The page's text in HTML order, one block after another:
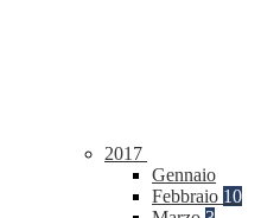
2017
Gennaio
Febbraio 10